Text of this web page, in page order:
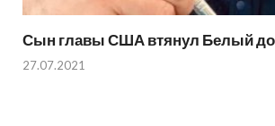
Сын главы США втянул Белый
27.07.2021